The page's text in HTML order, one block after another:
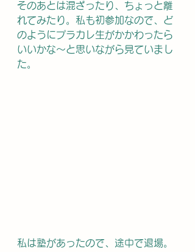
そのあとは混ざったり、ちょっと離
れてみたり。私も初参加なので、ど
のようにプラカレ生がかかわったら
いいかな～と思いながら見ていまし
た。
私は塾があったので、途中で退場。